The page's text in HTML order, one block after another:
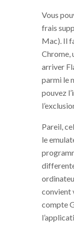
Vous
frais
Mac). Il
Chrome,
arriver
parmi le
pouvez
Pareil,
le
convient
compte